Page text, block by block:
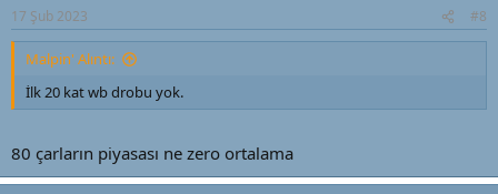
17 Şub 2023 #8
Malpin' Alıntı:
İlk 20 kat wb drobu yok.
80 çarların piyasası ne zero ortalama